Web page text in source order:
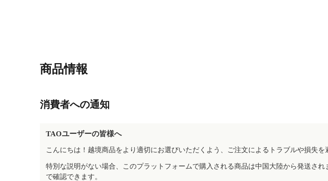
商品情報
消費者への通知
TAOユーザーの皆様へ
こんにちは！越境商品をより適切にお選びいただくよう、ご注文によるトラブルや損失
特別な説明がない場合、このプラットフォームで購入される商品は中国大陸から発送さ
で確認できます。